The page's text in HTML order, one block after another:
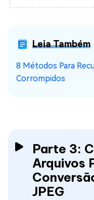
Leia Também
8 Métodos Para
Corrompidos
Parte 3:
Arquivos
JPEG